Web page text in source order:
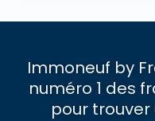
Immoneuf by
numéro 1 des
pour